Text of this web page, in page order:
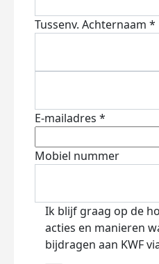
Tussenv. Achternaam *
E-mailadres *
Mobiel nummer
Ik blijf graag op de
acties en manieren
bijdragen aan KWF